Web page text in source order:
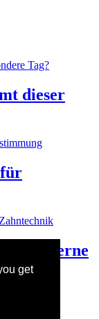
get
dieser
moderne